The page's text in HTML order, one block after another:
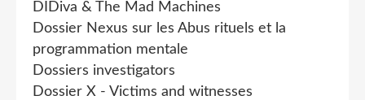
DIDiva & The Mad Machines
Dossier Nexus sur les Abus rituels et la
programmation mentale
Dossiers investigators
Dossier X - Victims and witnesses